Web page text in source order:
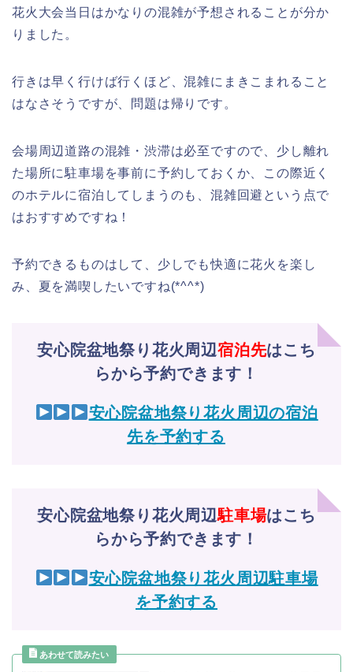
花火大会当日はかなりの混雑が予想されることが分か
りました。
行きは早く行けば行くほど、混雑にまきこまれること
はなさそうですが、問題は帰りです。
会場周辺道路の混雑・渋滞は必至ですので、少し離れ
た場所に駐車場を事前に予約しておくか、この際近く
のホテルに宿泊してしまうのも、混雑回避という点で
はおすすめですね！
予約できるものはして、少しでも快適に花火を楽し
み、夏を満喫したいですね(*^^*)
安心院盆地祭り花火周辺宿泊先はこち
らから予約できます！
安心院盆地祭り花火周辺の宿泊
先を予約する
安心院盆地祭り花火周辺駐車場はこち
らから予約できます！
安心院盆地祭り花火周辺駐車場
を予約する